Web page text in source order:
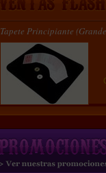
Tapete Principiante